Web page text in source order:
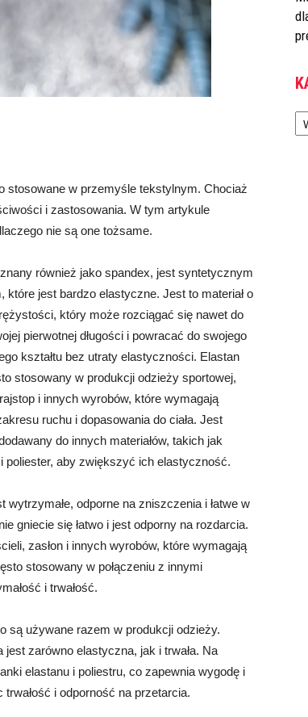
stosowane w przemyśle tekstylnym. Chociaż
i zastosowania. W tym artykule
nie są one tożsame.
również jako spandex, jest syntetycznym
które jest bardzo elastyczne. Jest to materiał o
który może rozciągać się nawet do
pierwotnej długości i powracać do swojego
kształtu bez utraty elastyczności. Elastan
stosowany w produkcji odzieży sportowej,
i innych wyrobów, które wymagają
ruchu i dopasowania do ciała. Jest
do innych materiałów, takich jak
i poliester, aby zwiększyć ich elastyczność.
odporne na zniszczenia i łatwe w
gniecie się łatwo i jest odporny na rozdarcia.
zasłon i innych wyrobów, które wymagają
stosowany w połączeniu z innymi
i trwałość.
są używane razem w produkcji odzieży.
jest zarówno elastyczna, jak i trwała. Na
elastanu i poliestru, co zapewnia wygodę i
i odporność na przetarcia.